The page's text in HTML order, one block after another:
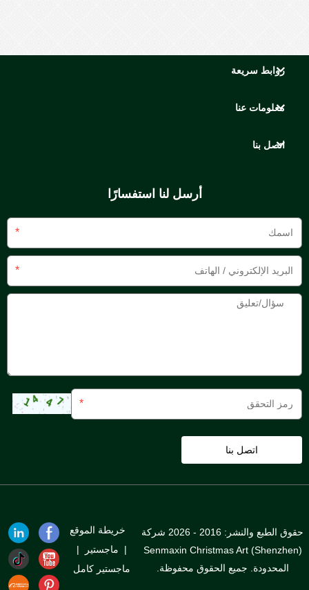
روابط سريعة
معلومات عنا
اتصل بنا
أرسل لنا استفسارًا
*
*
*
حقوق الطبع والنشر: 2016 - 2026 شركة
Senmaxin Christmas Art (Shenzhen)
المحدودة. جميع الحقوق محفوظة.
خريطة الموقع
| ماجستير
|
ماجستير كامل